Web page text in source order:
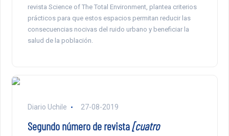
revista Science of The Total Environment, plantea criterios
prácticos para que estos espacios permitan reducir las
consecuencias nocivas del ruido urbano y beneficiar la
salud de la población.
Diario Uchile 27-08-2019
Segundo número de revista[cuatro